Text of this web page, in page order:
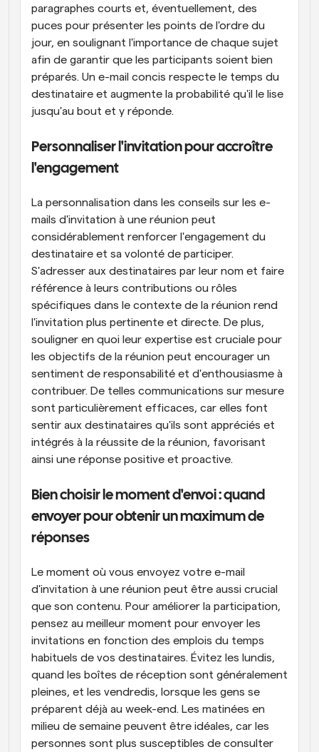
paragraphes courts et, éventuellement, des
puces pour présenter les points de l'ordre du
jour, en soulignant l'importance de chaque sujet
afin de garantir que les participants soient bien
préparés. Un e-mail concis respecte le temps du
destinataire et augmente la probabilité qu'il le lise
jusqu'au bout et y réponde.
Personnaliser l'invitation pour accroître
l'engagement
La personnalisation dans les conseils sur les e-
mails d'invitation à une réunion peut
considérablement renforcer l'engagement du
destinataire et sa volonté de participer.
S'adresser aux destinataires par leur nom et faire
référence à leurs contributions ou rôles
spécifiques dans le contexte de la réunion rend
l'invitation plus pertinente et directe. De plus,
souligner en quoi leur expertise est cruciale pour
les objectifs de la réunion peut encourager un
sentiment de responsabilité et d'enthousiasme à
contribuer. De telles communications sur mesure
sont particulièrement efficaces, car elles font
sentir aux destinataires qu'ils sont appréciés et
intégrés à la réussite de la réunion, favorisant
ainsi une réponse positive et proactive.
Bien choisir le moment d'envoi : quand
envoyer pour obtenir un maximum de
réponses
Le moment où vous envoyez votre e-mail
d'invitation à une réunion peut être aussi crucial
que son contenu. Pour améliorer la participation,
pensez au meilleur moment pour envoyer les
invitations en fonction des emplois du temps
habituels de vos destinataires. Évitez les lundis,
quand les boîtes de réception sont généralement
pleines, et les vendredis, lorsque les gens se
préparent déjà au week-end. Les matinées en
milieu de semaine peuvent être idéales, car les
personnes sont plus susceptibles de consulter